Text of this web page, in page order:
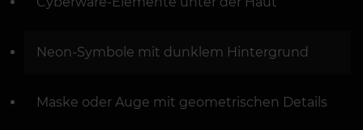
Neon-Symbole mit dunklem Hintergrund
Maske oder Auge mit geometrischen Details